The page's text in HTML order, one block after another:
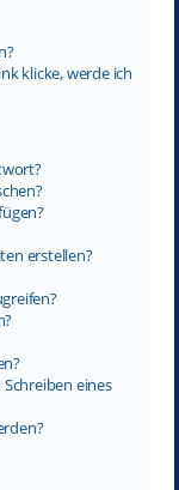
klicke, werde ich
erstellen?
eines